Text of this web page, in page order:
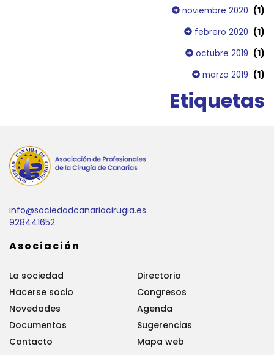
noviembre 2020 (1)
febrero 2020 (1)
octubre 2019 (1)
marzo 2019 (1)
Etiquetas
info@sociedadcanariacirugia.es
928441652
Asociación
La sociedad
Directorio
Hacerse socio
Congresos
Novedades
Agenda
Documentos
Sugerencias
Contacto
Mapa web